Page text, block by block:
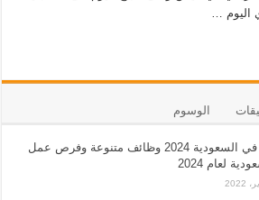
اليوم …
الوسوم
وظائف في السعودية 2024 وظائف متنوعة وفرص عمل
لعام 2024